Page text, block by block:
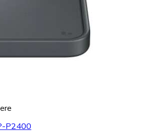
P2400